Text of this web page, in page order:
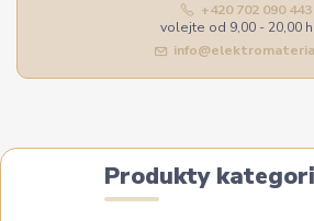
+420 702 090 443
volejte od 9,00 - 20,00
Produkty